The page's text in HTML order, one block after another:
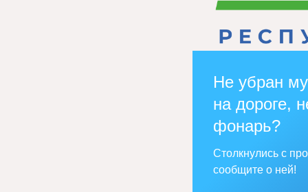
Не убран
на дороге,
фонарь?
Столкнулись с
сообщите о ней!